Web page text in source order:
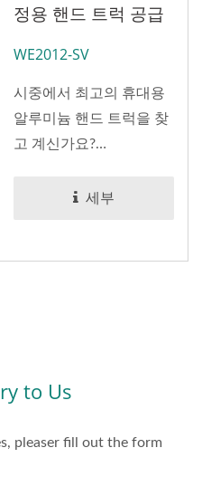
정용 핸드 트럭 공급
WE2012-SV
시중에서 최고의 휴대용
알루미늄 핸드 트럭을 찾
고 계신가요?
세부